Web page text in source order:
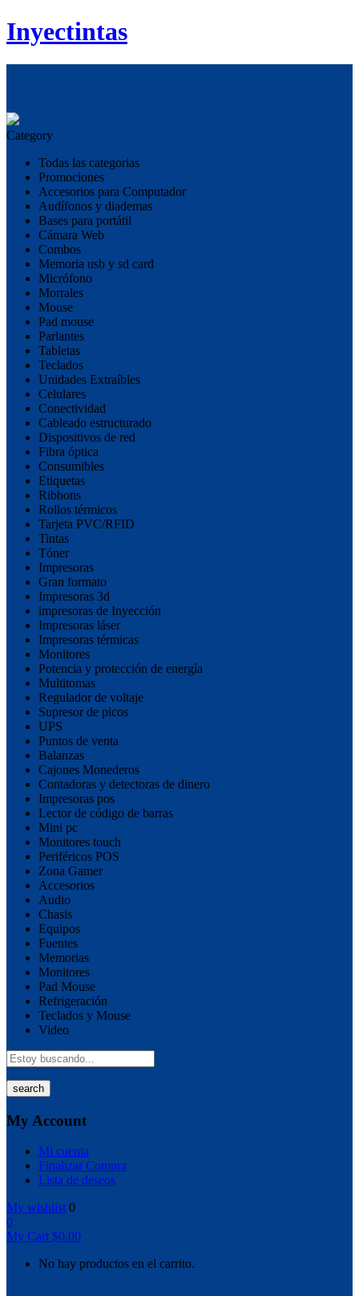
Inyectintas
Category
Todas las categorias
Promociones
Accesorios para Computador
Audífonos y diademas
Bases para portátil
Cámara Web
Combos
Memoria usb y sd card
Micrófono
Morrales
Mouse
Pad mouse
Parlantes
Tabletas
Teclados
Unidades Extraíbles
Celulares
Conectividad
Cableado estructurado
Dispositivos de red
Fibra óptica
Consumibles
Etiquetas
Ribbons
Rollos térmicos
Tarjeta PVC/RFID
Tintas
Tóner
Impresoras
Gran formato
Impresoras 3d
impresoras de Inyección
Impresoras láser
Impresoras térmicas
Monitores
Potencia y protección de energía
Multitomas
Regulador de voltaje
Supresor de picos
UPS
Puntos de venta
Balanzas
Cajones Monederos
Contadoras y detectoras de dinero
Impresoras pos
Lector de código de barras
Mini pc
Monitores touch
Periféricos POS
Zona Gamer
Accesorios
Audio
Chasis
Equipos
Fuentes
Memorias
Monitores
Pad Mouse
Refrigeración
Teclados y Mouse
Video
search
My Account
Mi cuenta
Finalizar Compra
Lista de deseos
My wishlist 0
0
My Cart $0.00
No hay productos en el carrito.